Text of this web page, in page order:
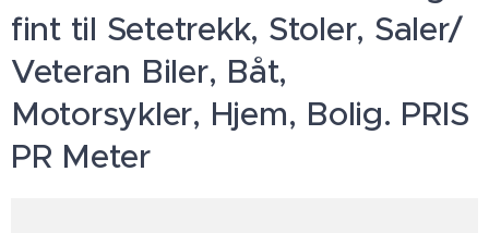
fint til Setetrekk, Stoler, Saler/
Veteran Biler, Båt,
Motorsykler, Hjem, Bolig. PRIS
PR Meter